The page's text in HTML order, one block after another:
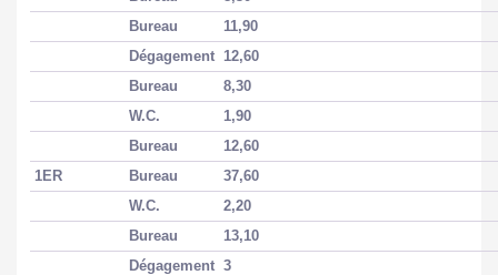
Bureau
11,90
Dégagement 12,60
Bureau
8,30
W.C.
1,90
Bureau
12,60
1ER
Bureau
37,60
W.C.
2,20
Bureau
13,10
Dégagement 3